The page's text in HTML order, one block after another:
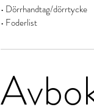
• Dörrhandtag/dörrtycke